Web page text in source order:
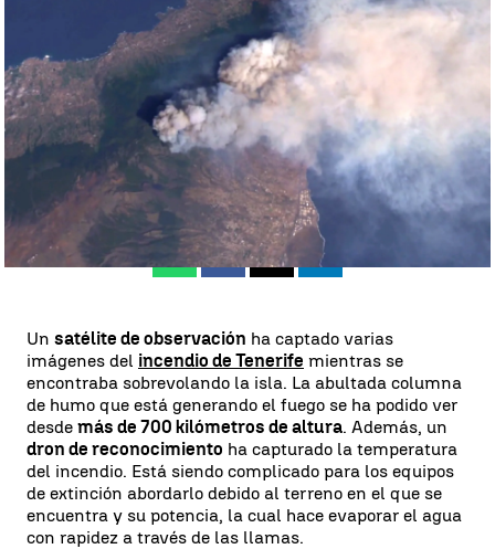
Incendio en Tenerife |Antena3 Noticias
Juan Pérez
Actualizado:
18 de agosto de 2023, 11:52
Publicado: 18 de agosto de 2023, 11:29
WhatsappFacebook
X Linkedin
Un satélite de observación ha captado varias
imágenes del incendio de Tenerife mientras se
encontraba sobrevolando la isla. La abultada columna
de humo que está generando el fuego se ha podido ver
desde más de 700 kilómetros de altura. Además, un
dron de reconocimiento ha capturado la temperatura
del incendio. Está siendo complicado para los equipos
de extinción abordarlo debido al terreno en el que se
encuentra y su potencia, la cual hace evaporar el agua
con rapidez a través de las llamas.